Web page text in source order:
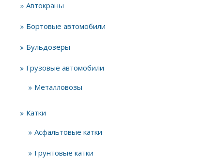
Автокраны
Бортовые автомобили
Бульдозеры
Грузовые автомобили
Металловозы
Катки
Асфальтовые катки
Грунтовые катки